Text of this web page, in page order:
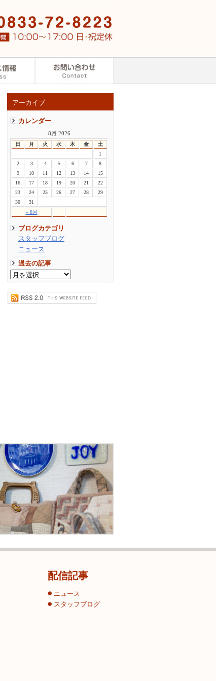
アーカイブ
カレンダー
8月 2026
日 月 火 水 木 金 土
« 8月
1
2
3 4 5 6 7
8
9
10 11 12 13 14
15
16
17 18 19 20 21
22
23
24 25 26 27 28
29
30
31
ブログカテゴリ
スタッフブログ
ニュース
過去の記事
配信記事
ニュース
スタッフブログ